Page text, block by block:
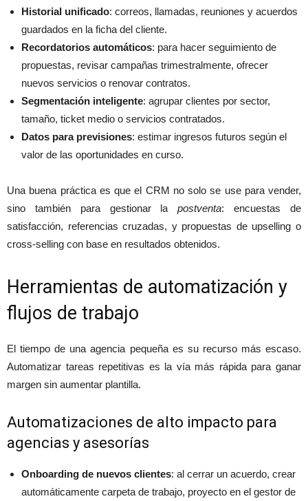
Historial unificado: correos, llamadas, reuniones y acuerdos
guardados en la ficha del cliente.
Recordatorios automáticos: para hacer seguimiento de
propuestas, revisar campañas trimestralmente, ofrecer
nuevos servicios o renovar contratos.
Segmentación inteligente: agrupar clientes por sector,
tamaño, ticket medio o servicios contratados.
Datos para previsiones: estimar ingresos futuros según el
valor de las oportunidades en curso.
Una buena práctica es que el CRM no solo se use para vender,
sino también para gestionar lapostventa: encuestas de
satisfacción, referencias cruzadas, y propuestas de upselling o
cross-selling con base en resultados obtenidos.
Herramientas de automatización y
flujos de trabajo
El tiempo de una agencia pequeña es su recurso más escaso.
Automatizar tareas repetitivas es la vía más rápida para ganar
margen sin aumentar plantilla.
Automatizaciones de alto impacto para
agencias y asesorías
Onboarding de nuevos clientes: al cerrar un acuerdo, crear
automáticamente carpeta de trabajo, proyecto en el gestor de